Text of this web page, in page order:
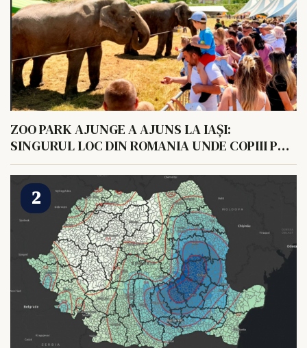
ZOO PARK AJUNGE A AJUNS LA IAȘI:
SINGURUL LOC DIN ROMANIA UNDE COPIII POT
HRANI UN ELEFANT